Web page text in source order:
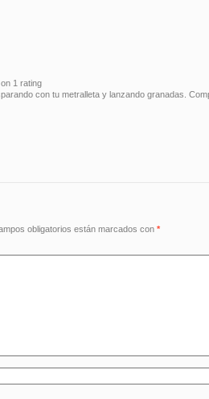
1 rating
con tu metralleta y lanzando granadas.
obligatorios están marcados con *